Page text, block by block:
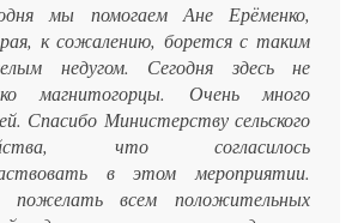
мы помогаем Ане Ерёменко,
к сожалению, борется с таким
недугом. Сегодня здесь не
магнитогорцы. Очень много
Спасибо Министерству сельского
что согласилось
в этом мероприятии.
пожелать всем положительных